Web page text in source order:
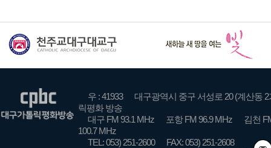
우 : 41933
대구광역시 중구 서성로 20 (계산동 2
릭평화 방송
대구 FM 93.1 MHz
포항 FM 96.9 MHz
김천
100.7 MHz
TEL: 053) 251-2600
FAX: 053) 251-2608